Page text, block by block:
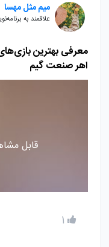
میم مثل مهسا
علاقمند به
معرفی بهترین
اهر صنعت گیم
قابل
1